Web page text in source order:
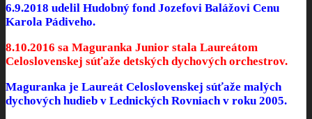
6.9.2018 udelil Hudobný fond Jozefovi Balážovi Cenu
Karola Pádiveho.
8.10.2016 sa Maguranka Junior stala Laureátom
Celoslovenskej súťaže detských dychových orchestrov.
Maguranka je Laureát Celoslovenskej súťaže malých
dychových hudieb v Lednických Rovniach v roku 2005.